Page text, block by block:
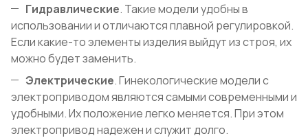
Гидравлические. Такие модели удобны в
использовании и отличаются плавной регулировкой.
Если какие-то элементы изделия выйдут из строя, их
можно будет заменить.
Электрические. Гинекологические модели с
электроприводом являются самыми современными и
удобными. Их положение легко меняется. При этом
электропривод надежен и служит долго.